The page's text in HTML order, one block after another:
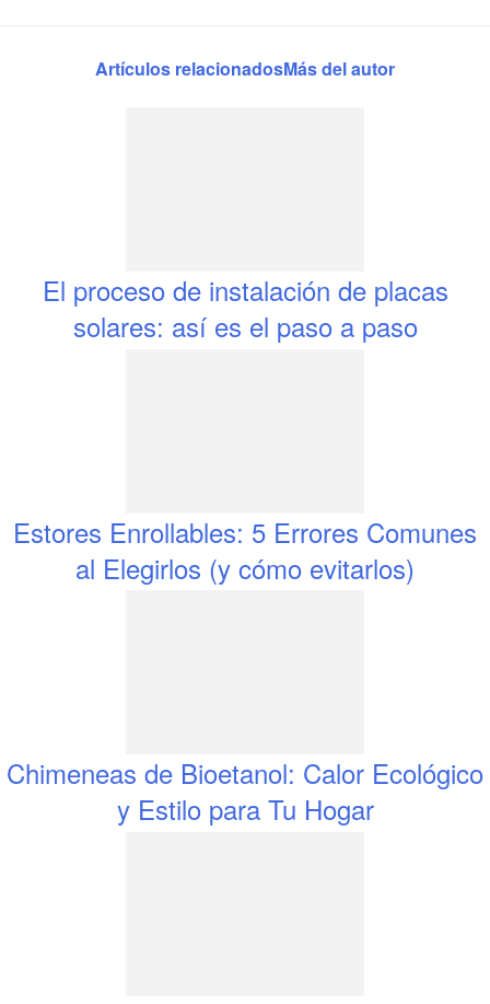
Artículos relacionadosMás del autor
El proceso de instalación de placas
solares: así es el paso a paso
Estores Enrollables: 5 Errores Comunes
al Elegirlos (y cómo evitarlos)
Chimeneas de Bioetanol: Calor Ecológico
y Estilo para Tu Hogar